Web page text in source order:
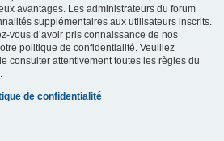
avantages. Les administrateurs du forum
supplémentaires aux utilisateurs inscrits.
vous d’avoir pris connaissance de nos
politique de confidentialité. Veuillez
consulter attentivement toutes les règles du
de confidentialité